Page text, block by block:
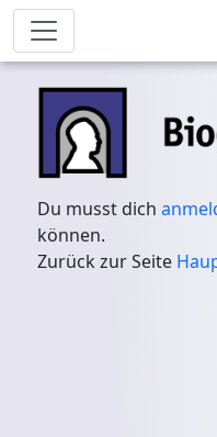
Du musst dich
können.
Zurück zur Seite